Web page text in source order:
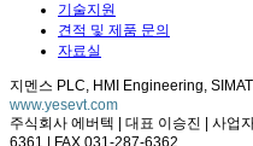
기술지원
견적 및 제품 문의
자료실
지멘스 PLC, HMI Engineering,
www.yesevt.com
주식회사 에버텍 | 대표 이승진 | 사
6361 | FAX 031-287-6362